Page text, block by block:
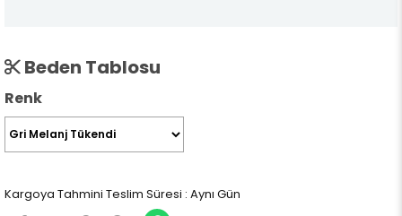
Beden Tablosu
Renk
Kargoya Tahmini Teslim Süresi : Aynı Gün